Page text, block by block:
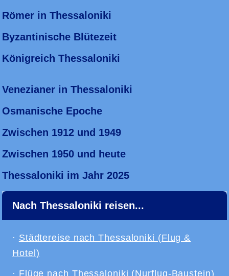
Römer in Thessaloniki
Byzantinische Blütezeit
Königreich Thessaloniki
Venezianer in Thessaloniki
Osmanische Epoche
Zwischen 1912 und 1949
Zwischen 1950 und heute
Thessaloniki im Jahr 2025
Nach Thessaloniki reisen...
· Städtereise nach Thessaloniki (Flug &
Hotel)
· Flüge nach Thessaloniki (Nurflug-Baustein)